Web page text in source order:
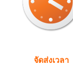
จัดส่งเวลา